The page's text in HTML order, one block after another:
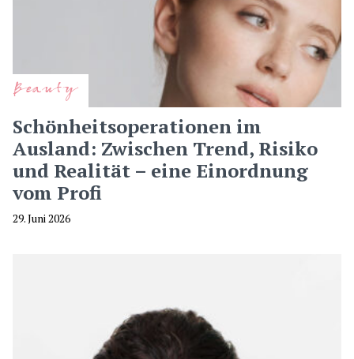
Beauty
Schönheitsoperationen im
Ausland: Zwischen Trend, Risiko
und Realität – eine Einordnung
vom Profi
29. Juni 2026